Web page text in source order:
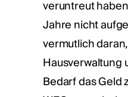
veruntreut
Jahre nicht
vermutlich
Hausverwaltung
Bedarf das Geld